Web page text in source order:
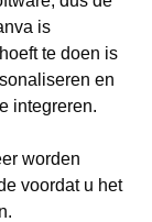
is
te doen is
en
integreren.
worden
voordat u het